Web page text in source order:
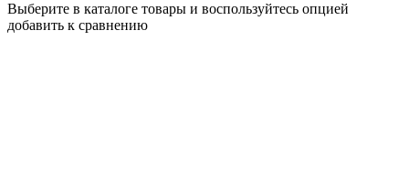
Выберите в каталоге товары и воспользуйтесь опцией
добавить к сравнению